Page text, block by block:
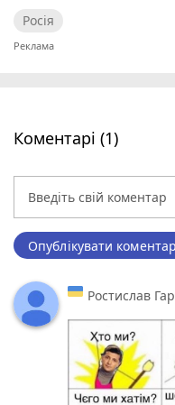
Росія
Коментарі (1)
Опублікувати коментар
Ростислав